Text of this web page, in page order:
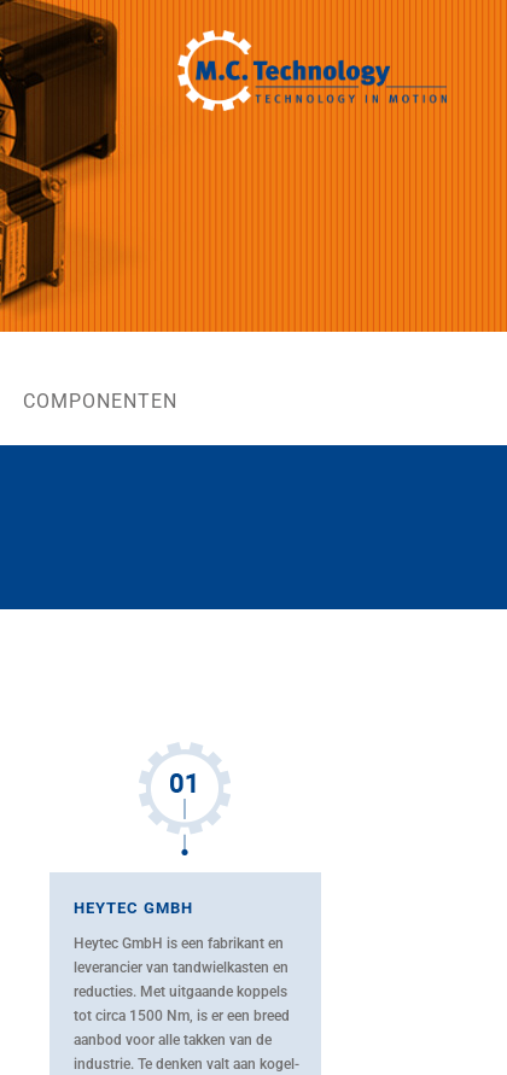
COMPONENTEN
HEYTEC GMBH
Heytec GmbH is een fabrikant en
leverancier van tandwielkasten en
reducties. Met uitgaande koppels
tot circa 1500 Nm, is er een breed
aanbod voor alle takken van de
industrie. Te denken valt aan kogel-